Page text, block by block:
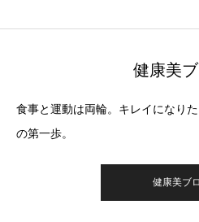
健康美
食事と運動は両輪。キレイになり
の第一歩。
健康美ブ